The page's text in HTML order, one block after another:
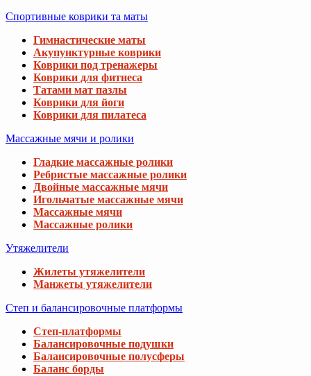
Спортивные коврики та маты
Гимнастические маты
Акупунктурные коврики
Коврики под тренажеры
Коврики для фитнеса
Татами мат пазлы
Коврики для йоги
Коврики для пилатеса
Массажные мячи и ролики
Гладкие массажные ролики
Ребристые массажные ролики
Двойные массажные мячи
Игольчатые массажные мячи
Массажные мячи
Массажные ролики
Утяжелители
Жилеты утяжелители
Манжеты утяжелители
Степ и балансировочные платформы
Степ-платформы
Балансировочные подушки
Балансировочные полусферы
Баланс борды